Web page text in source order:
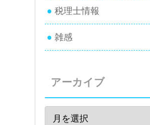
税理士情報
雑感
アーカイブ